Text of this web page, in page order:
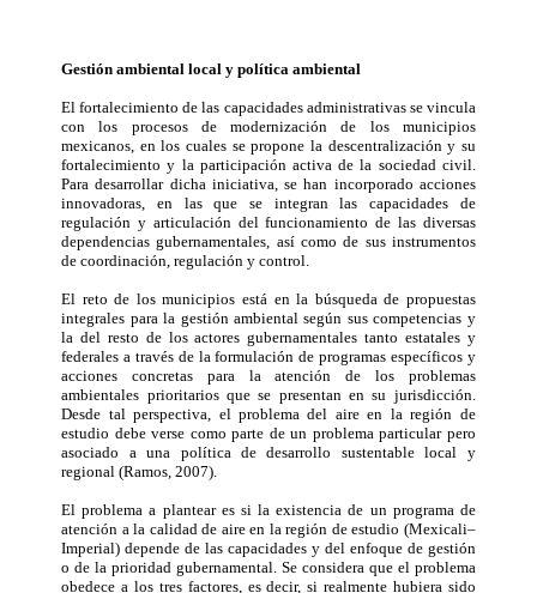
Gestión ambiental local y política ambiental
El fortalecimiento de las capacidades administrativas se vincula
con los procesos de modernización de los municipios
mexicanos, en los cuales se propone la descentralización y su
fortalecimiento y la participación activa de la sociedad civil.
Para desarrollar dicha iniciativa, se han incorporado acciones
innovadoras, en las que se integran las capacidades de
regulación y articulación del funcionamiento de las diversas
dependencias gubernamentales, así como de sus instrumentos
de coordinación, regulación y control.
El reto de los municipios está en la búsqueda de propuestas
integrales para la gestión ambiental según sus competencias y
la del resto de los actores gubernamentales tanto estatales y
federales a través de la formulación de programas específicos y
acciones concretas para la atención de los problemas
ambientales prioritarios que se presentan en su jurisdicción.
Desde tal perspectiva, el problema del aire en la región de
estudio debe verse como parte de un problema particular pero
asociado a una política de desarrollo sustentable local y
regional (Ramos, 2007).
El problema a plantear es si la existencia de un programa de
atención a la calidad de aire en la región de estudio (Mexicali–
Imperial) depende de las capacidades y del enfoque de gestión
o de la prioridad gubernamental. Se considera que el problema
obedece a los tres factores, es decir, si realmente hubiera sido